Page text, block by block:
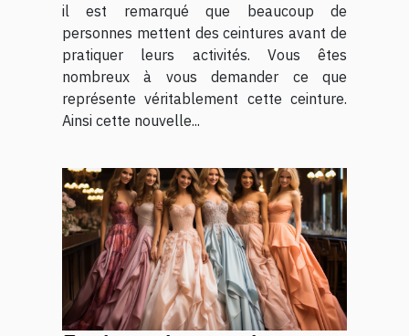
il est remarqué que beaucoup de
personnes mettent des ceintures avant de
pratiquer leurs activités. Vous êtes
nombreux à vous demander ce que
représente véritablement cette ceinture.
Ainsi cette nouvelle...